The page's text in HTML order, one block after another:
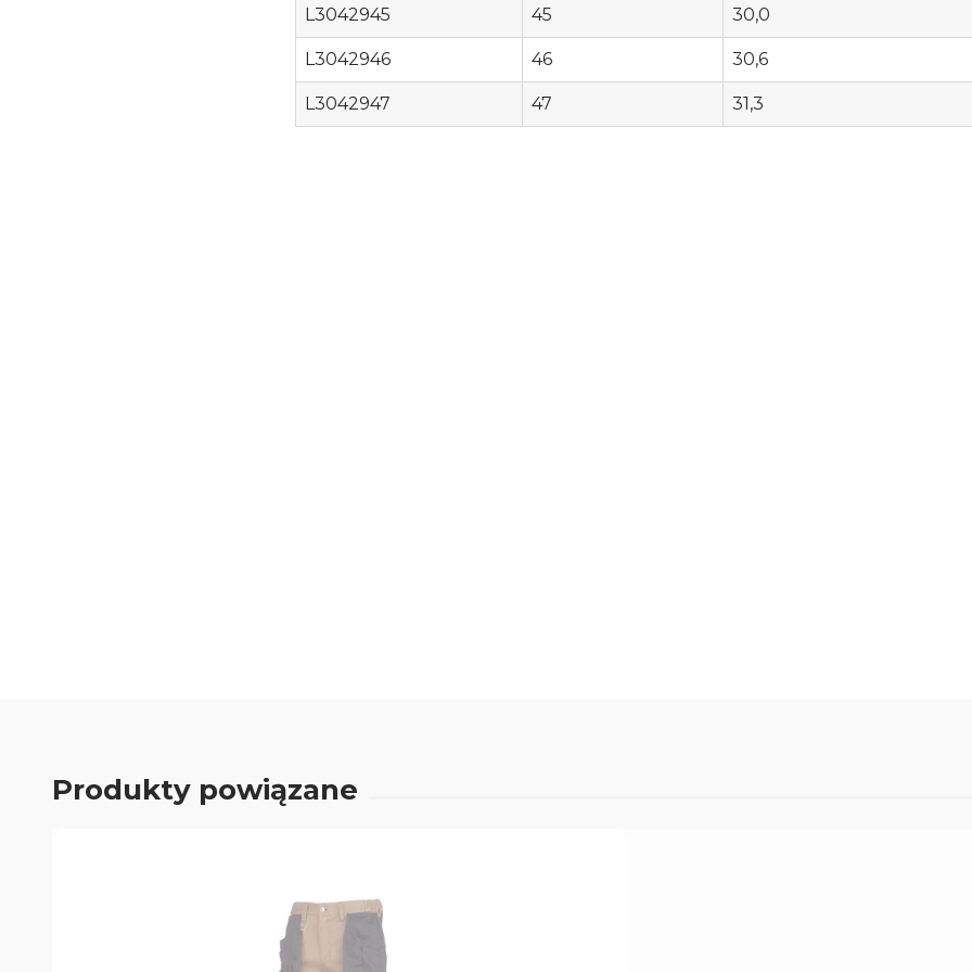
L3042945 45 30,0
L3042946 46 30,6
L3042947 47 31,3
Produkty powiązane